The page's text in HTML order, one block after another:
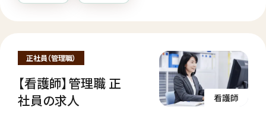
正社員（管理職）
【看護師】管理職 正
社員の求人
看護師